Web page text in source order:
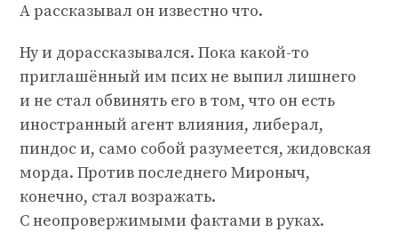
А рассказывал он известно что.
Ну и дорассказывался. Пока какой-то
приглашённый им псих не выпил лишнего
и не стал обвинять его в том, что он есть
иностранный агент влияния, либерал,
пиндос и, само собой разумеется, жидовская
морда. Против последнего Мироныч,
конечно, стал возражать.
С неопровержимыми фактами в руках.